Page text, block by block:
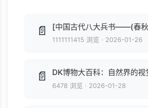
📄 [中国古代八大兵书——(春
1111111415 浏览 · 2026-01-26
📄 DK博物大百科：自然界的
6478 浏览 · 2026-01-28